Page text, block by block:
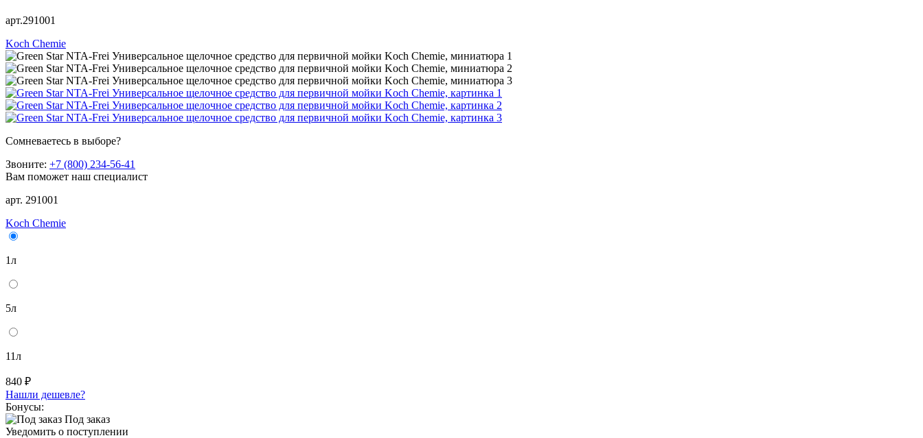
арт.291001
Koch Chemie
Сомневаетесь в выборе?
Звоните: +7 (800) 234-56-41
Вам поможет наш специалист
арт. 291001
Koch Chemie
1л
5л
11л
840 ₽
Нашли дешевле?
Бонусы:
Под заказ
Уведомить о поступлении